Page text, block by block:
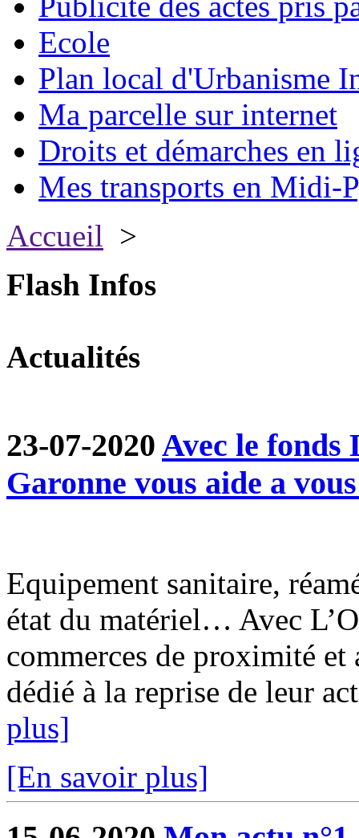
Ecole
Plan local d'Urbanisme
Ma parcelle sur internet
Droits et démarches en
Mes transports en Midi-
Accueil >
Flash Infos
Actualités
23-07-2020 Avec le
Garonne vous aide a
Equipement sanitaire,
état du matériel… Avec
commerces de proximité
dédié à la reprise de leur
plus]
[En savoir plus]